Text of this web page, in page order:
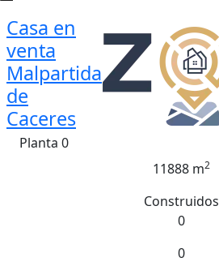
Casa en
venta
Malpartida
de
Caceres
Planta 0
11888 m2
Construidos
0
0